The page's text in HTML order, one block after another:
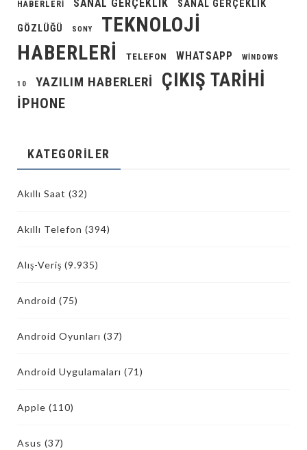
HABERLERI SANAL GERÇEKLIK SANAL GERÇEKLIK
GÖZLÜĞÜ SONY
TEKNOLOJI
HABERLERI
TELEFON WHATSAPP WINDOWS
10 YAZILIM HABERLERI ÇIKIŞ TARIHI
İPHONE
KATEGORILER
Akıllı Saat (32)
Akıllı Telefon (394)
Alış-Veriş (9.935)
Android (75)
Android Oyunları (37)
Android Uygulamaları (71)
Apple (110)
Asus (37)